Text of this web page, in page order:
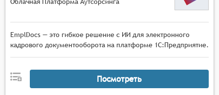
EmplDocs — это гибкое решение с ИИ для электронного
кадрового документооборота на платформе 1С:Предприятие.
Посмотреть